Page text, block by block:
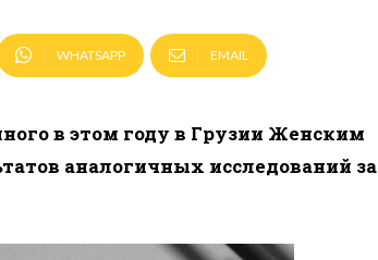
WHATSAPP EMAIL
в этом году в Грузии Женским
аналогичных исследований за